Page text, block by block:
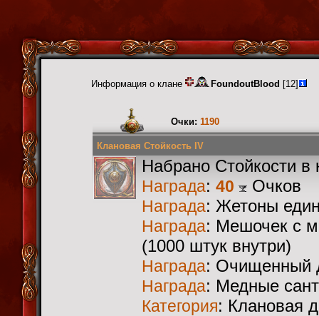
Информация о клане FoundoutBlood [12]
Очки: 1190
Клановая Стойкость IV
Набрано Стойкости в
Награда: 40 Очков
Награда: Жетоны
Награда: Мешочек с
(1000 штук внутри)
Награда: Очищенный
Награда: Медные
Категория: Клановая